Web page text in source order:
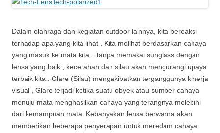
Dalam olahraga dan kegiatan outdoor lainnya, kita bereaksi
terhadap apa yang kita lihat . Kita melihat berdasarkan cahaya
yang masuk ke mata kita . Tanpa memakai sunglass dengan
lensa yang baik , kecerahan dan silau akan mengurangi upaya
terbaik kita . Glare (Silau) mengakibatkan terganggunya kinerja
visual , Glare terjadi ketika suatu obyek atau sumber cahaya
menuju mata menghasilkan cahaya yang terangnya melebihi
dari kemampuan mata. Kebanyakan lensa berwarna akan
memberikan beberapa penyerapan untuk meredam cahaya